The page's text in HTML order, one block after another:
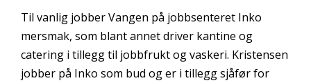
Til vanlig jobber Vangen på jobbsenteret Inko
mersmak, som blant annet driver kantine og
catering i tillegg til jobbfrukt og vaskeri. Kristensen
jobber på Inko som bud og er i tillegg sjåfør for